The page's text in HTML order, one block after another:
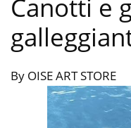
Canotti e
By OISE ART STORE